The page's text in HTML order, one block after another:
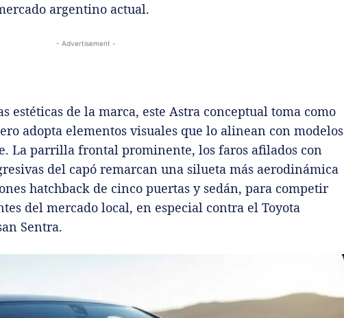
argentino actual.
- Advertisement -
estéticas de la marca, este Astra conceptual toma como
adopta elementos visuales que lo alinean con modelos
La parrilla frontal prominente, los faros afilados con
del capó remarcan una silueta más aerodinámica
hatchback de cinco puertas y sedán, para competir
del mercado local, en especial contra el Toyota
Sentra.